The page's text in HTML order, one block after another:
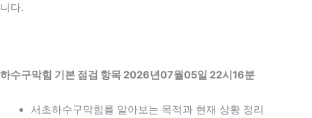
니다.
하수구막힘 기본 점검 항목 2026년07월05일 22시16분
서초하수구막힘를 알아보는 목적과 현재 상황 정리